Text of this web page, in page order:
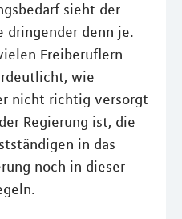
sieht der
dringender denn je.
Freiberuflern
wie
nicht richtig versorgt
Regierung ist, die
in das
noch in dieser